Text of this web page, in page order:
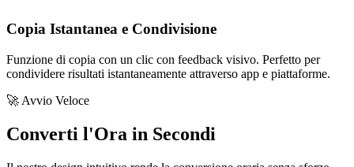
Copia Istantanea e Condivisione
Funzione di copia con un clic con feedback visivo. Perfetto per
condividere risultati istantaneamente attraverso app e piattaforme.
🚀 Avvio Veloce
Converti l'Ora in Secondi